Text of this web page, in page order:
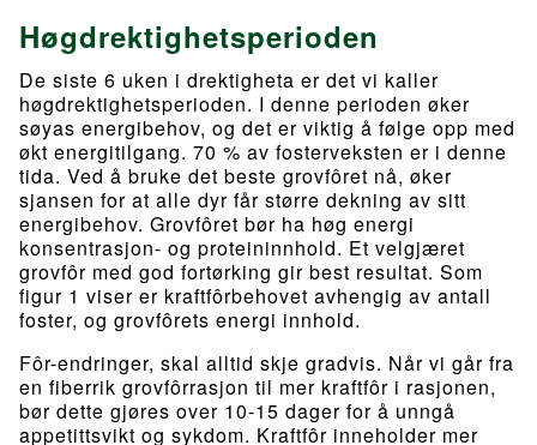
Høgdrektighetsperioden
De siste 6 uken i drektigheta er det vi kaller
høgdrektighetsperioden. I denne perioden øker
søyas energibehov, og det er viktig å følge opp med
økt energitilgang. 70 % av fosterveksten er i denne
tida. Ved å bruke det beste grovfôret nå, øker
sjansen for at alle dyr får større dekning av sitt
energibehov. Grovfôret bør ha høg energi
konsentrasjon- og proteininnhold. Et velgjæret
grovfôr med god fortørking gir best resultat. Som
figur 1 viser er kraftfôrbehovet avhengig av antall
foster, og grovfôrets energi innhold.
Fôr-endringer, skal alltid skje gradvis. Når vi går fra
en fiberrik grovfôrrasjon til mer kraftfôr i rasjonen,
bør dette gjøres over 10-15 dager for å unngå
appetittsvikt og sykdom. Kraftfôr inneholder mer